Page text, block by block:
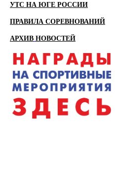
УТС НА ЮГЕ РОССИИ
ПРАВИЛА СОРЕВНОВАНИЙ
АРХИВ НОВОСТЕЙ